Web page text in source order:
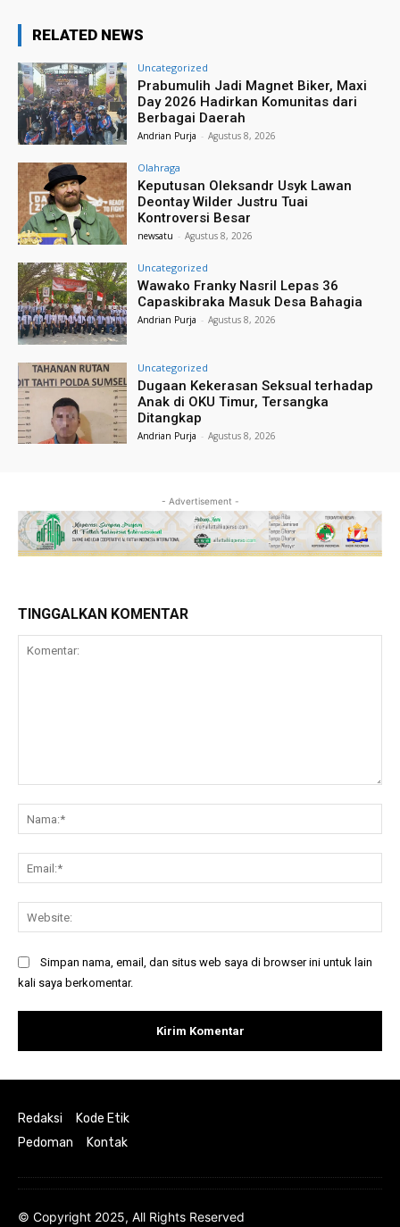
RELATED NEWS
Uncategorized
Prabumulih Jadi Magnet Biker, Maxi
Day 2026 Hadirkan Komunitas dari
Berbagai Daerah
Andrian Purja - Agustus 8, 2026
Olahraga
Keputusan Oleksandr Usyk Lawan
Deontay Wilder Justru Tuai
Kontroversi Besar
newsatu - Agustus 8, 2026
Uncategorized
Wawako Franky Nasril Lepas 36
Capaskibraka Masuk Desa Bahagia
Andrian Purja - Agustus 8, 2026
Uncategorized
Dugaan Kekerasan Seksual terhadap
Anak di OKU Timur, Tersangka
Ditangkap
Andrian Purja - Agustus 8, 2026
- Advertisement -
TINGGALKAN KOMENTAR
Simpan nama, email, dan situs web saya di browser ini untuk lain
kali saya berkomentar.
Redaksi
Kode Etik
Pedoman
Kontak
© Copyright 2025, All Rights Reserved